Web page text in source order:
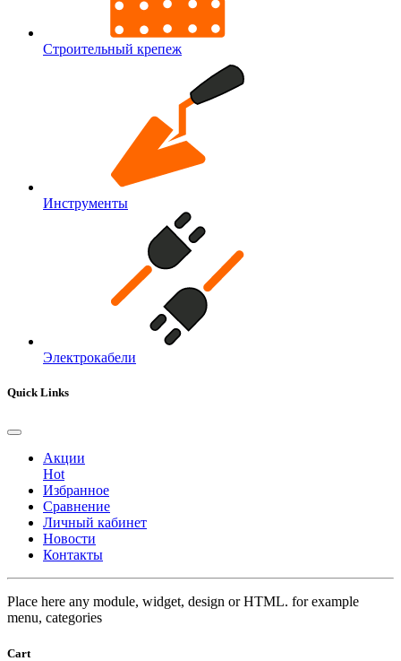
Строительный крепеж
Инструменты
Электрокабели
Quick Links
Акции
Hot
Избранное
Сравнение
Личный кабинет
Новости
Контакты
Place here any module, widget, design or HTML. for example
menu, categories
Cart